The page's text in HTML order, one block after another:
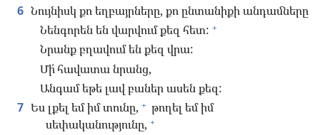
6 Նույնիսկ քո եղբայրները, քո ընտանիքի անդամները
Նենգորեն են վարվում քեզ հետ: +
Նրանք բղավում են քեզ վրա:
Մի՛ հավատա նրանց,
Անգամ եթե լավ բաներ ասեն քեզ:
7 Ես լքել եմ իմ տունը, + թողել եմ իմ
սեփականությունը, +